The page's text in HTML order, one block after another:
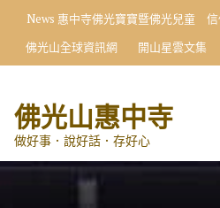
content
News 惠中寺佛光寶寶暨佛光兒童
佛光山全球資訊網
開山星雲文集
佛光山惠中寺
做好事．說好話．存好心